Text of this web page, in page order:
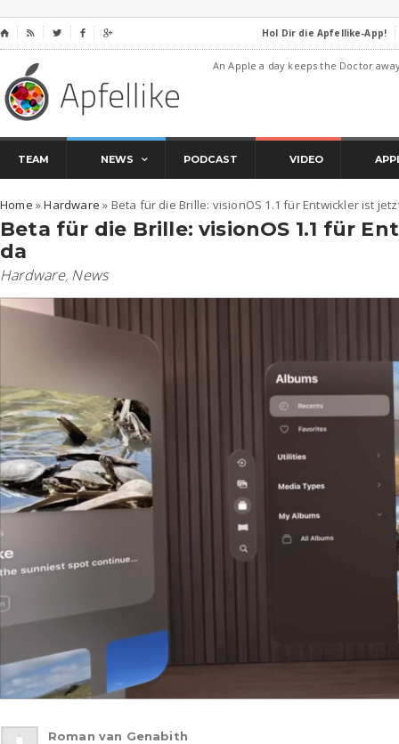
⌂     Hol Dir die Apfellike-App!
An Apple a day keeps the Doctor
TEAM NEWS PODCAST VIDEO
Home »Hardware » Beta für die Brille: visionOS 1.1 für Entwickler ist
Beta für die Brille: visionOS 1.1 für
da
Hardware, News
Roman van Genabith